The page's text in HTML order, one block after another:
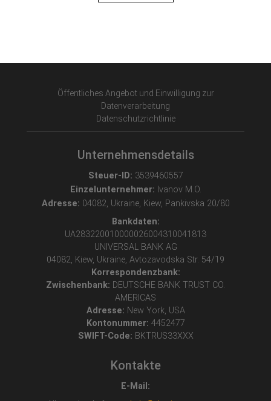
Öffentliches Angebot und Einwilligung zur
Datenverarbeitung
Datenschutzrichtlinie
Unternehmensdetails
Steuer-ID: 3539460557
Einzelunternehmer: Ivanov M.O.
Adresse: 04082, Ukraine, Kiew, Pankivska 20/80
Bankdaten:
UA283220010000026004310041813
UNIVERSAL BANK AG
04082, Kiew, Ukraine, Avtozavodska Str. 54/19
Korrespondenzbank:
Zwischenbank: DEUTSCHE BANK TRUST CO.
AMERICAS
Adresse: New York, USA
Kontonummer: 4452477
SWIFT-Code: BKTRUS33XXX
Kontakte
E-Mail: